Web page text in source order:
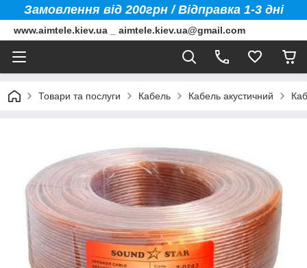
Замовлення від 200грн / Відправка 1-3 дні
www.aimtele.kiev.ua _ aimtele.kiev.ua@gmail.com
Товари та послуги Кабель Кабель акустичний